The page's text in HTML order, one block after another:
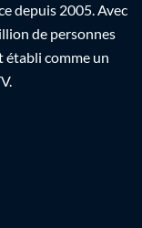
depuis 2005. Avec
de personnes
établi comme un